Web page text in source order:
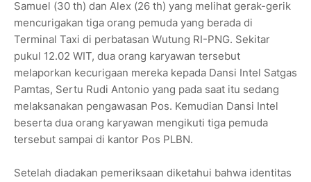
Samuel (30 th) dan Alex (26 th) yang melihat gerak-gerik
mencurigakan tiga orang pemuda yang berada di
Terminal Taxi di perbatasan Wutung RI-PNG. Sekitar
pukul 12.02 WIT, dua orang karyawan tersebut
melaporkan kecurigaan mereka kepada Dansi Intel Satgas
Pamtas, Sertu Rudi Antonio yang pada saat itu sedang
melaksanakan pengawasan Pos. Kemudian Dansi Intel
beserta dua orang karyawan mengikuti tiga pemuda
tersebut sampai di kantor Pos PLBN.
Setelah diadakan pemeriksaan diketahui bahwa identitas